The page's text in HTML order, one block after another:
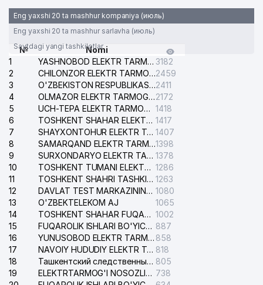
35 GIDROMAXSUSQURILISH AJ
TELEKOMMUNIKATSIYA
TARMOQLARINI BOSHQARISH
RESPUBLIKA MARKAZI DUK
LABORATOIRE INNOTECH
INTERNATIONAL VAKOLATXONA
IRGASHEV B.B. YAKKA TARTIBDAGI
TADBIRKOR
P.BENKOV NOMIDAGI RESPUBLIKA
IXTISOSLASHTIRILGAN RASSOMLIK
MAKTABI
O‘ZBEKISTON XALQQARO ISLOM
AKADEMIYASI AKADEMIK LITSEYI
QOZOG'ISTON RESPUBLIKASI
Eng yaxshi 20 ta mashhur kompaniya (июль)
Eng yaxshi 20 ta mashhur sarlavha (июль)
Saytdagi yangi tashkilotlar
№
Nomi
1
YASHNOBOD ELEKTR TARMOG'I NOSOZLIKLARI XIZMATI 3182
2
CHILONZOR ELEKTR TARMOG'I NOSOZLIK XIZMATI2459
3
O'ZBEKISTON RESPUBLIKASI BOSH PROKURATURASI ISHONCH TELEFONI2411
4
OLMAZOR ELEKTR TARMOG'I NOSOZLIKLARI XIZMATI2172
5
UCH-TEPA ELEKTR TARMOG'I NOSOZLIKLARI XIZMATI 1418
6
TOSHKENT SHAHAR ELEKTR TARMOQLARI KORXONASI AJ 1417
7
SHAYXONTOHUR ELEKTR TARMOG'I NOSOZLIKLARINI TUZATISH XIZMATI 1407
8
SAMARQAND ELEKTR TARMOQLARI AJ1398
9
SURXONDARYO ELEKTR TARMOQLARI AJ 1378
10
TOSHKENT TUMANI ELEKTR TARMOG'I AVARIYA XIZMATI 1286
11
TOSHKENT SHAHRI TASHKILOT TELEFONLARI HAQIDA MA'LUMOT BYUROSI 1263
12
DAVLAT TEST MARKAZINING ISHONCH TELEFONLARI 1080
13
O'ZBEKTELEKOM AJ
1065
14
TOSHKENT SHAHAR FUQAROLIK ISHLARI BO'YICHA SUDI 1002
15
FUQAROLIK ISHLARI BO'YICHA YAKKASAROY TUMANLARARO SUDI 887
16
YUNUSOBOD ELEKTR TARMOG'I NOSOZLIKLARI XIZMATI 858
17
NAVOIY HUDUDIY ELEKTR TARMOQLARI KORXONASI AJ 818
18
Ташкентский следственный изолятор 805
19
ELEKTRTARMOG'I NOSOZLIKLARINI TO'ZATISH SERGELI XIZMATI 738